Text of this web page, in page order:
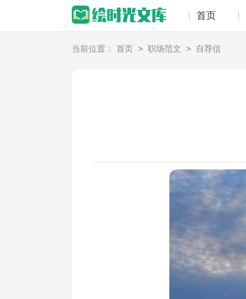
首页
当前位置： 首页 > 职场范文 > 自荐信